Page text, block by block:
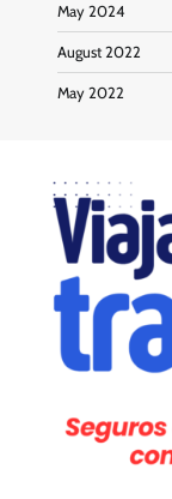
May 2024
August 2022
May 2022